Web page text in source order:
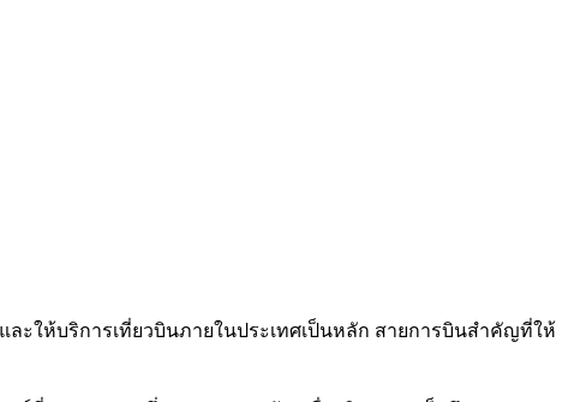
ให้บริการเที่ยวบินภายในประเทศเป็นหลัก สายการบินสำคัญที่ให้